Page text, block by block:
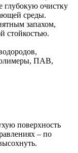
глубокую очистку
среды.
запахом,
стойкостью.
ПАВ,
поверхность
– по